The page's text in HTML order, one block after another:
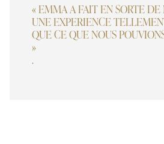
« EMMA A FAIT EN SORTE DE
UNE EXPERIENCE
QUE CE QUE NOUS
»
.